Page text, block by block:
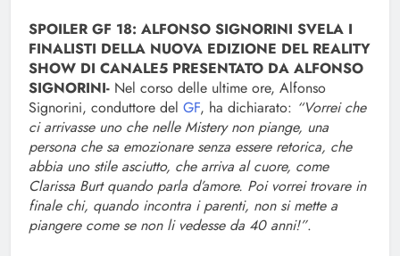
SPOILER GF 18: ALFONSO SIGNORINI SVELA I
FINALISTI DELLA NUOVA EDIZIONE DEL REALITY
SHOW DI CANALE5 PRESENTATO DA ALFONSO
SIGNORINI- Nel corso delle ultime ore, Alfonso
Signorini, conduttore del GF, ha dichiarato: “Vorrei che
ci arrivasse uno che nelle Mistery non piange, una
persona che sa emozionare senza essere retorica, che
abbia uno stile asciutto, che arriva al cuore, come
Clarissa Burt quando parla d’amore. Poi vorrei trovare in
finale chi, quando incontra i parenti, non si mette a
piangere come se non li vedesse da 40 anni!”.